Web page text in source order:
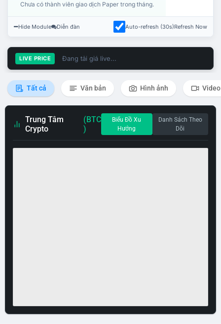
Chưa có thành viên giao dịch Paper trong tháng.
Hide Module Diễn đàn Auto-refresh (30s)Refresh Now
LIVE PRICE Đang tải giá live...
Tất cả Văn bản Hình ảnh Video
Trung Tâm
Crypto
(BTC
)
Biểu Đồ Xu
Hướng
Danh Sách Theo
Dõi